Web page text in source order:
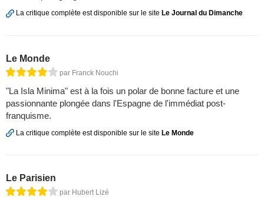
La critique complète est disponible sur le site Le Journal du Dimanche
Le Monde
par Franck Nouchi
"La Isla Minima" est à la fois un polar de bonne facture et une
passionnante plongée dans l'Espagne de l'immédiat post-
franquisme.
La critique complète est disponible sur le site Le Monde
Le Parisien
par Hubert Lizé